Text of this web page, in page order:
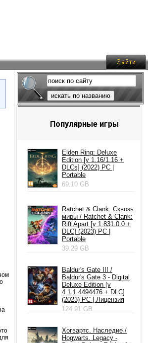
искать по названию
Популярные игры
Elden Ring: Deluxe
Edition [v 1.16/1.16 +
DLCs] (2022) PC |
Portable
69.10 GB
Ratchet & Clank: Сквозь
миры / Ratchet & Clank:
Rift Apart [v 1.831.0.0 +
DLC] (2023) PC |
Portable
39.29 GB
Baldur's Gate III /
Baldur's Gate 3 - Digital
Deluxe Edition [v
4.1.1.4494476 + DLC]
(2023) PC | Лицензия
124.91 GB
Хогвартс. Наследие /
Hogwarts. Legacy -